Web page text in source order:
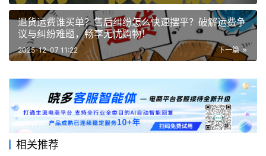
退货运费谁买单？售后纠纷怎么快速摆平？破解运费争
议与纠纷难题，畅享无忧购物！
下一篇
2025-12-07 11:22
相关推荐